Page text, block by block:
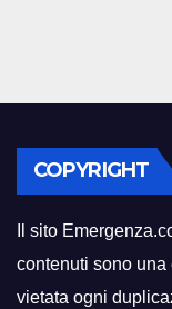
COPYRIGHT
Il sito
contenuti sono
vietata ogni